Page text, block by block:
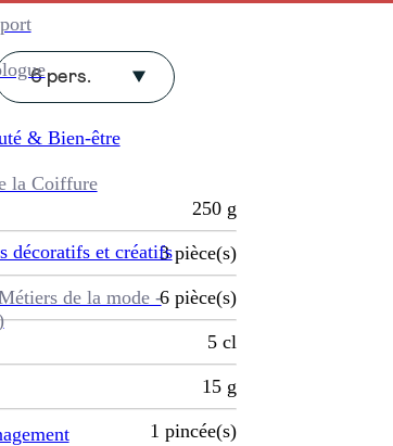
& Bien-être
la Coiffure
décoratifs et créatifs
de la mode -
6 pers.
250 g
3 pièce(s)
6 pièce(s)
5 cl
15 g
1 pincée(s)